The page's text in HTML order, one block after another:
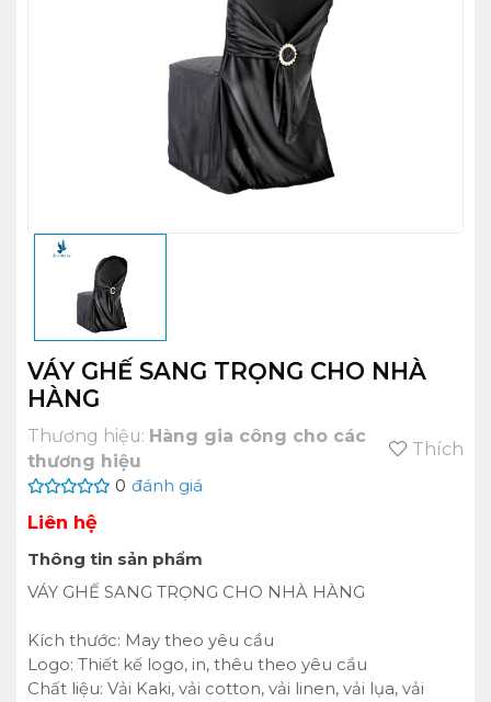
VÁY GHẾ SANG TRỌNG CHO NHÀ
HÀNG
Thương hiệu: Hàng gia công cho các
thương hiệu
Thích
0 đánh giá
Liên hệ
Thông tin sản phẩm
VÁY GHẾ SANG TRỌNG CHO NHÀ HÀNG
Kích thước: May theo yêu cầu
Logo: Thiết kế logo, in, thêu theo yêu cầu
Chất liệu: Vải Kaki, vải cotton, vải linen, vải lụa, vải